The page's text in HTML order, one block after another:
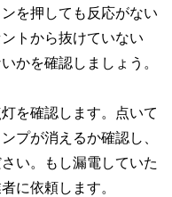
を押しても反応がない
トから抜けていない
かを確認しましょう。
を確認します。点いて
プが消えるか確認し、
い。もし漏電していた
に依頼します。